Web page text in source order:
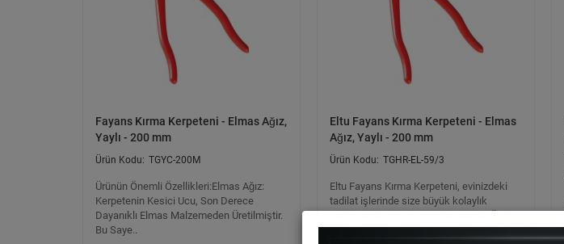
Fayans Kırma Kerpeteni - Elmas Ağız,
Yaylı - 200 mm
TGYC-200M
Ürünün Önemli Özellikleri:Elmas Ağız:
Kerpetenin Kesici Ucu, Son Derece
Dayanıklı Elmas Malzemeden Üretilmiştir.
Bu Saye..
Eltu Fayans Kırma Kerpeteni - Elmas
Ağız, Yaylı - 200 mm
TGHR-EL-59/3
Eltu Fayans Kırma Kerpeteni, evinizdeki
tadilat işlerinde size büyük kolaylık